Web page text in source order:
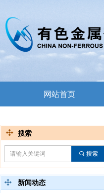
网站首页
搜索
끠 搜索
新闻动态